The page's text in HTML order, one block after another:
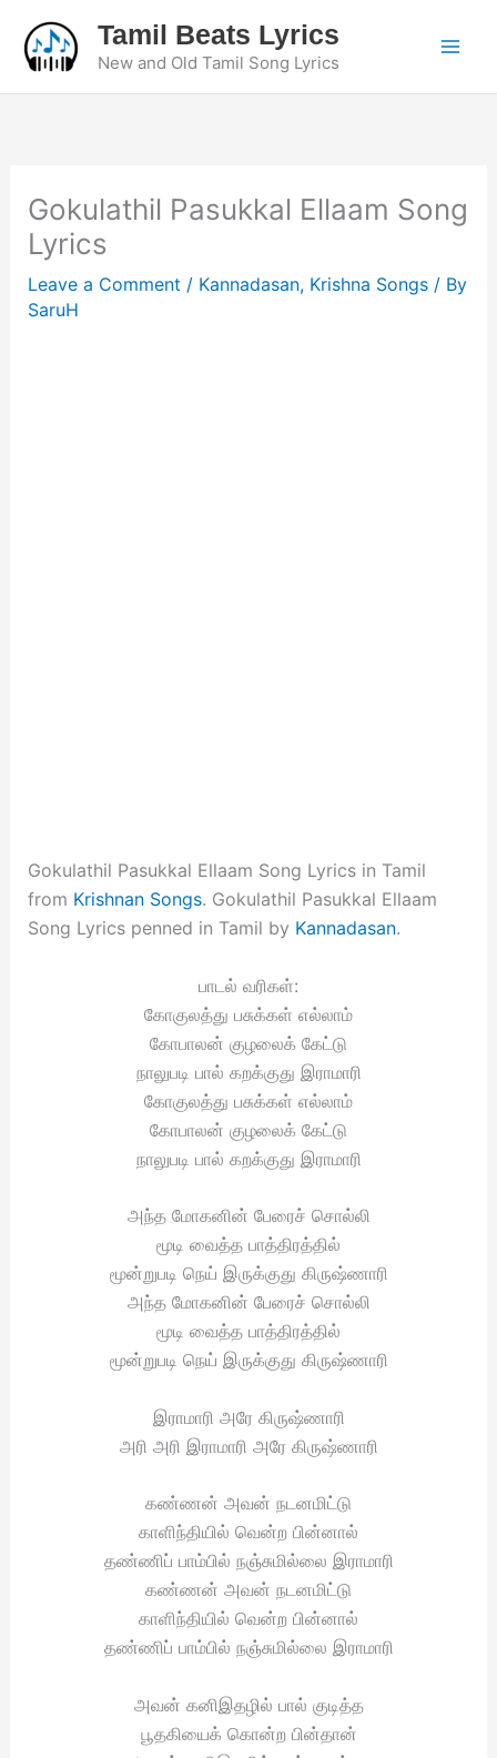
content
Tamil Beats Lyrics
New and Old Tamil Song Lyrics
Gokulathil Pasukkal Ellaam Song
Lyrics
Leave a Comment / Kannadasan, Krishna Songs/ By
SaruH
Gokulathil Pasukkal Ellaam Song Lyrics in Tamil
from Krishnan Songs. Gokulathil Pasukkal Ellaam
Song Lyrics penned in Tamil by Kannadasan.
பாடல் வரிகள்:
கோகுலத்து பசுக்கள் எல்லாம்
கோபாலன் குழலைக் கேட்டு
நாலுபடி பால் கறக்குது இராமாரி
கோகுலத்து பசுக்கள் எல்லாம்
கோபாலன் குழலைக் கேட்டு
நாலுபடி பால் கறக்குது இராமாரி
அந்த மோகனின் பேரைச் சொல்லி
மூடி வைத்த பாத்திரத்தில்
மூன்றுபடி நெய் இருக்குது கிருஷ்ணாரி
அந்த மோகனின் பேரைச் சொல்லி
மூடி வைத்த பாத்திரத்தில்
மூன்றுபடி நெய் இருக்குது கிருஷ்ணாரி
இராமாரி அரே கிருஷ்ணாரி
அரி அரி இராமாரி அரே கிருஷ்ணாரி
கண்ணன் அவன் நடனமிட்டு
காளிந்தியில் வென்ற பின்னால்
தண்ணிப் பாம்பில் நஞ்சுமில்லை இராமாரி
கண்ணன் அவன் நடனமிட்டு
காளிந்தியில் வென்ற பின்னால்
தண்ணிப் பாம்பில் நஞ்சுமில்லை இராமாரி
அவன் கனிஇதழில் பால் குடித்த
பூதகியைக் கொன்ற பின்தான்